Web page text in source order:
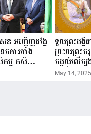
អញ្ជើញដង្ហែ
តការតាំង
ម្ម កសិ
ក្នុងព្រះរាជ
ទូលព្រះបង្គំ
ព្រះពរព្រះ
តម្កល់លើត្បូ
ចម្រើនព្រះ
May 14, 2025